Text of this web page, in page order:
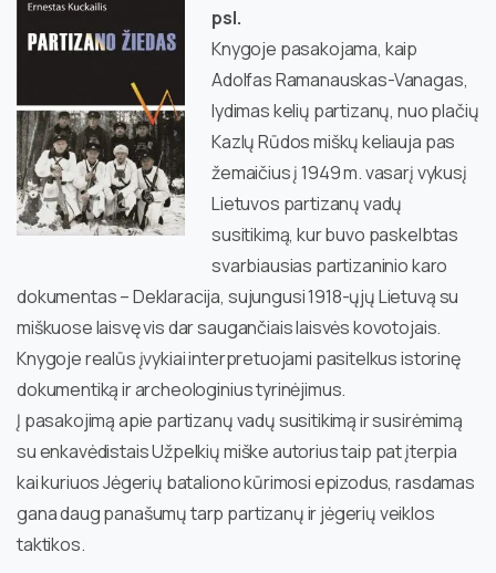
psl.
Knygoje pasakojama, kaip
Adolfas Ramanauskas-Vanagas,
lydimas kelių partizanų, nuo plačių
Kazlų Rūdos miškų keliauja pas
žemaičius į 1949 m. vasarį vykusį
Lietuvos partizanų vadų
susitikimą, kur buvo paskelbtas
svarbiausias partizaninio karo
dokumentas – Deklaracija, sujungusi 1918-ųjų Lietuvą su
miškuose laisvę vis dar saugančiais laisvės kovotojais.
Knygoje realūs įvykiai interpretuojami pasitelkus istorinę
dokumentiką ir archeologinius tyrinėjimus.
Į pasakojimą apie partizanų vadų susitikimą ir susirėmimą
su enkavėdistais Užpelkių miške autorius taip pat įterpia
kai kuriuos Jėgerių bataliono kūrimosi epizodus, rasdamas
gana daug panašumų tarp partizanų ir jėgerių veiklos
taktikos.